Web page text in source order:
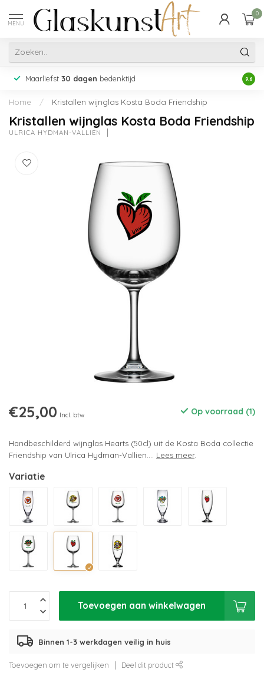
MENU
0
Maarliefst 30 dagen bedenktijd 9.6
Home / Kristallen wijnglas Kosta Boda Friendship
Kristallen wijnglas Kosta Boda Friendship
ULRICA HYDMAN-VALLIEN
€25,00 Incl. btw Op voorraad (1)
Handbeschilderd wijnglas Hearts (50cl) uit de Kosta Boda collectie
Friendship van Ulrica Hydman-Vallien.... Lees meer.
Variatie
Toevoegen aan winkelwagen
Binnen 1-3 werkdagen veilig in huis
Toevoegen om te vergelijken Deel dit product